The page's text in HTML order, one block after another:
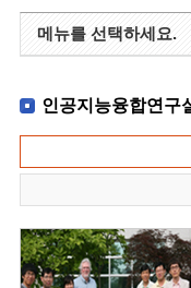
메뉴를 선택하세요.
인공지능융합연구